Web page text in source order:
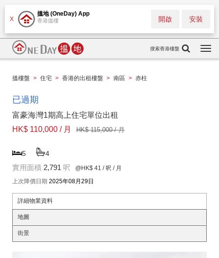
X
搵地 (OneDay) App
香港搵樓 安裝
開啟
搜索香港樓盤
搵樓盤 > 住宅 > 香港的出租樓盤 > 南區 > 赤柱
已過期
富豪海灣1期高上住宅單位出租
HK$ 110,000 / 月
HK$ 115,000 / 月
5 4
實用面積 2,791 呎 @HK$ 41 / 呎 / 月
上次降價日期 2025年08月29日
詳細物業資料
地圖
街景